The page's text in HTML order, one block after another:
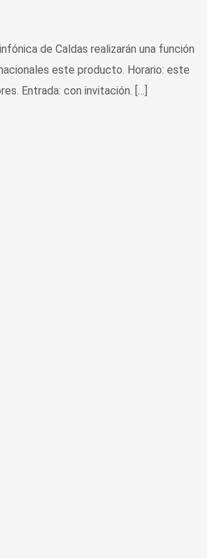
de Caldas realizarán una función
este producto. Horario: este
Entrada: con invitación. […]